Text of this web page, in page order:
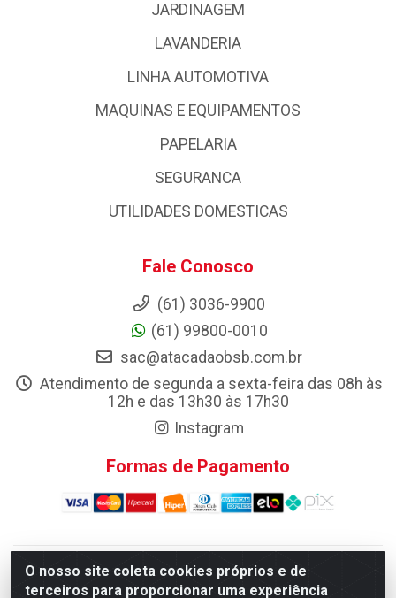
O nosso site coleta cookies próprios e de
terceiros para proporcionar uma experiência
JARDINAGEM
LAVANDERIA
LINHA AUTOMOTIVA
MAQUINAS E EQUIPAMENTOS
PAPELARIA
SEGURANCA
UTILIDADES DOMESTICAS
Fale Conosco
(61) 3036-9900
(61) 99800-0010
sac@atacadaobsb.com.br
Atendimento de segunda a sexta-feira das 08h às
12h e das 13h30 às 17h30
Instagram
Formas de Pagamento
Atacadao da Limpeza F. Pereira Queiroz Comercio e
Distribuicao LTDA - Quadra Qi 10 Lotes 39 e, 41 - Setor